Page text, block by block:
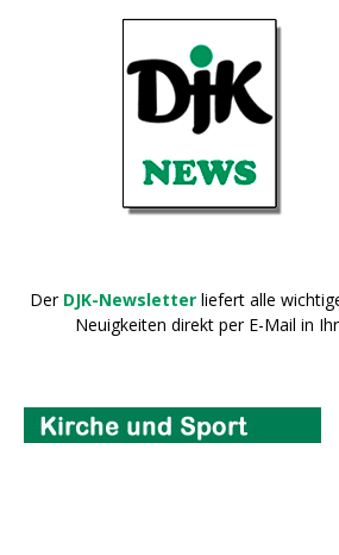
Der DJK-Newsletterliefert alle
Neuigkeiten direkt per E-Mail in